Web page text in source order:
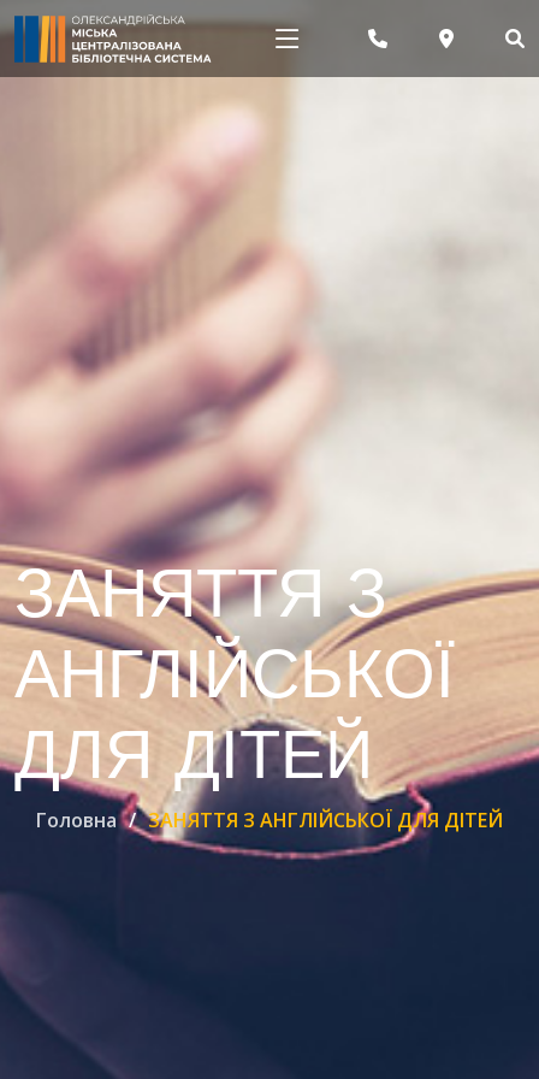
ЗАНЯТТЯ З
АНГЛІЙСЬКОЇ
ДЛЯ ДІТЕЙ
Головна ЗАНЯТТЯ З АНГЛІЙСЬКОЇ ДЛЯ ДІТЕЙ